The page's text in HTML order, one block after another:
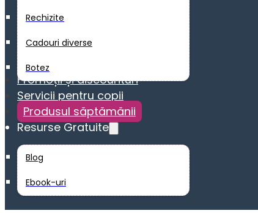
Rechizite
Cadouri diverse
Botez
Promoții și discounturi
Servicii pentru copii
Produsul săptămănii
Resurse Gratuite
Blog
Ebook-uri